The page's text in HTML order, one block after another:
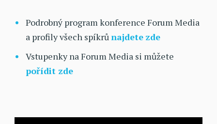
Podrobný program konference Forum Media
a profily všech spíkrůnajdete zde
Vstupenky na Forum Media si můžete
pořídit zde